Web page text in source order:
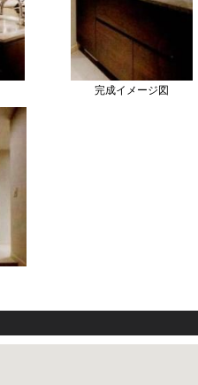
完成イメージ図